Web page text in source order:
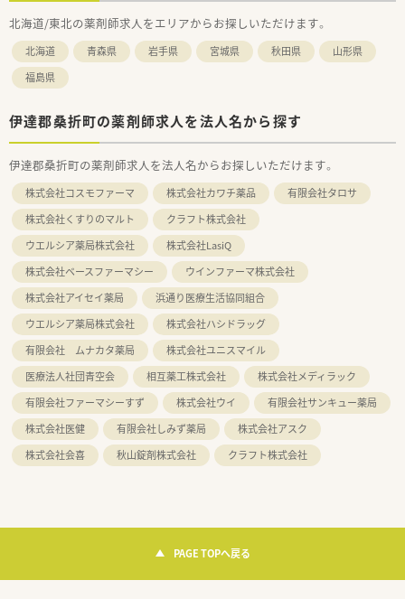
北海道/東北の薬剤師求人をエリアからお探しいただけます。
北海道 青森県 岩手県 宮城県 秋田県
山形県
福島県
伊達郡桑折町の薬剤師求人を法人名から探す
伊達郡桑折町の薬剤師求人を法人名からお探しいただけます。
株式会社コスモファーマ 株式会社カワチ薬品
有限会社タロサ
株式会社くすりのマルト
クラフト株式会社
ウエルシア薬局株式会社
株式会社LasiQ
株式会社ベースファーマシー
ウインファーマ株式会社
株式会社アイセイ薬局
浜通り医療生活協同組合
ウエルシア薬局株式会社
株式会社ハシドラッグ
有限会社 ムナカタ薬局
株式会社ユニスマイル
医療法人社団青空会
相互薬工株式会社
株式会社メディラック
有限会社ファーマシーすず
株式会社ウイ
有限会社サンキュー薬局
株式会社医健
有限会社しみず薬局
株式会社アスク
株式会社会喜
秋山錠剤株式会社 クラフト株式会社
PAGE TOPへ戻る